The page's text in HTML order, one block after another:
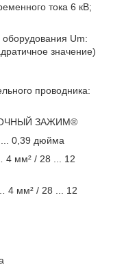
тока 6 кВ;
Um:
значение)
проводника:
ЗАЖИМ®
0,39 дюйма
4 мм² / 28 ... 12
4 мм² / 28 ... 12